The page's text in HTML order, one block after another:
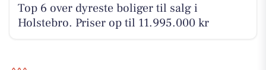
Top 6 over dyreste boliger til salg i
Holstebro. Priser op til 11.995.000 kr